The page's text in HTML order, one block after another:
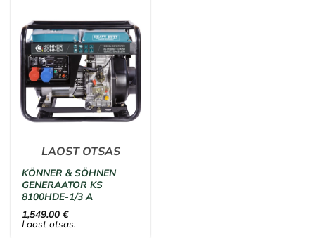
LAOST OTSAS
KÖNNER & SÖHNEN
GENERAATOR KS
8100HDE-1/3 A
1,549.00€
Laost otsas.